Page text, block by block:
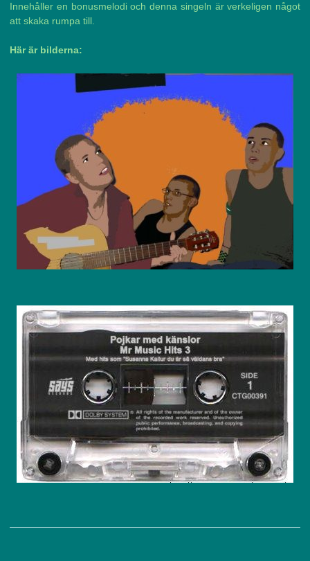
Innehåller en bonusmelodi och denna singeln är verkeligen något
att skaka rumpa till.
Här är bilderna: